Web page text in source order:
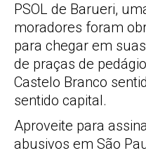
PSOL de Barueri,
moradores foram
para chegar em
de praças de
Castelo Branco
sentido capital.
Aproveite para
abusivos em São